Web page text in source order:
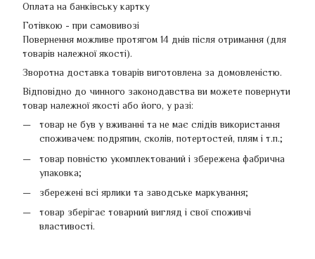
Оплата на банківську картку
Готівкою - при самовивозі
Повернення можливе протягом 14 днів після отримання (для
товарів належної якості).
Зворотна доставка товарів виготовлена ​​за домовленістю.
Відповідно до чинного законодавства ви можете повернути
товар належної якості або його, у разі:
товар не був у вживанні та не має слідів використання
споживачем: подряпин, сколів, потертостей, плям і т.п.;
товар повністю укомплектований і збережена фабрична
упаковка;
збережені всі ярлики та заводське маркування;
товар зберігає товарний вигляд і свої споживчі
властивості.